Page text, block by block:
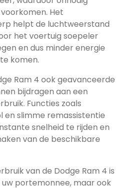
Het
helpt de luchtweerstand
het voertuig soepeler
en dus minder energie
komen.
Ram 4 ook geavanceerde
bijdragen aan een
Functies zoals
slimme remassistentie
snelheid te rijden en
van de beschikbare
van de Dodge Ram 4 is
portemonnee, maar ook